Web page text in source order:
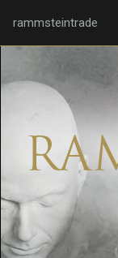
rammsteintrade